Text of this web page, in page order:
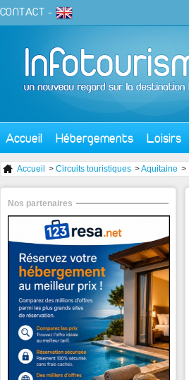
CONTACT -
Accueil Hébergements Loisirs
Accueil > Circuits touristiques >Aquitaine >
Nos partenaires